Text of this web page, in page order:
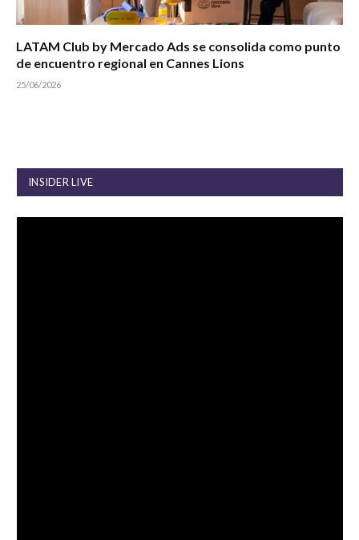
LATAM Club by Mercado Ads se consolida como punto
de encuentro regional en Cannes Lions
25/06/2026
INSIDER LIVE